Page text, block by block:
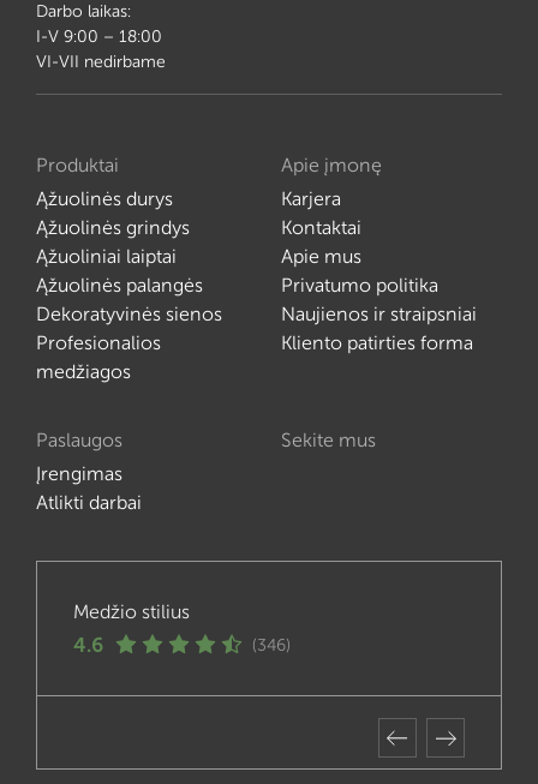
Darbo laikas:
I-V 9:00 – 18:00
VI-VII nedirbame
Produktai
Ąžuolinės durys
Ąžuolinės grindys
Ąžuoliniai laiptai
Ąžuolinės palangės
Dekoratyvinės sienos
Profesionalios
medžiagos
Apie įmonę
Karjera
Kontaktai
Apie mus
Privatumo politika
Naujienos ir straipsniai
Kliento patirties forma
Paslaugos
Įrengimas
Atlikti darbai
Sekite mus
Medžio stilius
4.6 (346)